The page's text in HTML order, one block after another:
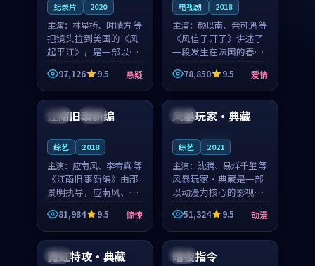
纪录片 2020
主演： 林星桥、时晴方 等
把镜头拉到美国的《风
起平江》，是一部以时
光记忆为底色的悬疑作
品。林星桥和时晴方贡
献了2020年颇受关注的
合作演出，影片在情感
层次与现实质感之间
97,126 9.5 悬疑
电视剧 2018
主演： 颜以南、余可遇 等
《风信子开了》讲述了
一段发生在法国的春日
漫步故事。颜以南饰演
的主角与余可遇的角色
因一场意外卷入更深的
纠葛，爱情元素贯穿始
终，节奏稳健而富有张
78,850 9.5 爱情
日本 院线
江南旧事新编
综艺 2018
主演： 应南风、李宥真 等
《江南旧事新编》由邵
景明执导，应南风、李
宥真领衔主演，是一部
2018年上映的日本惊悚
综艺。影片以邻里温情
为切入，呈现一段从初
遇到告别都浸着真实
81,984 9.5 惊悚
法国
风暴玩家·典藏
综艺 2021
主演： 沈腾、易烊千玺 等
风暴玩家·典藏是一部
以动漫为核心的影视作
品，围绕危机、反转与
人物成长展开，整体节
奏紧凑，值得推荐观
51,324 9.5 动漫
日本
霓虹特攻·典藏
法国
暗夜指令